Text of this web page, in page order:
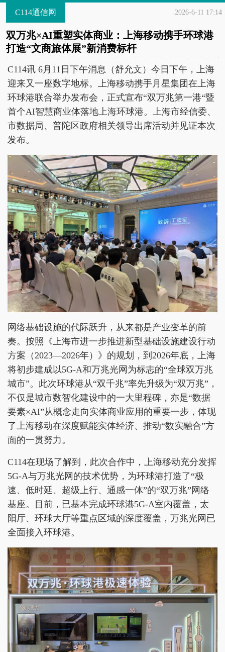
C114通信网 2026-6-11 17:14
双万兆×AI重塑实体商业：上海移动携手环球港
打造“文商旅体展”新消费标杆
C114讯 6月11日下午消息（舒允文）今日下午，上海
迎来又一座数字地标。上海移动携手月星集团在上海
环球港联合举办发布会，正式宣布“双万兆第一港“暨
首个AI智慧商业体落地上海环球港。上海市经信委、
市数据局、普陀区政府相关领导出席活动并见证本次
发布。
网络基础设施的代际跃升，从来都是产业变革的前
奏。按照《上海市进一步推进新型基础设施建设行动
方案（2023—2026年）》的规划，到2026年底，上海
将初步建成以5G-A和万兆光网为标志的“全球双万兆
城市”。此次环球港从“双千兆”率先升级为“双万兆”，
不仅是城市数智化建设中的一大里程碑，亦是“数据
要素×AI”从概念走向实体商业应用的重要一步，体现
了上海移动在深度赋能实体经济、推动“数实融合”方
面的一贯努力。
C114在现场了解到，此次合作中，上海移动充分发挥
5G-A与万兆光网的技术优势，为环球港打造了“极
速、低时延、超级上行、通感一体”的“双万兆”网络
基座。目前，已基本完成环球港5G-A室内覆盖，太
阳厅、环球大厅等重点区域的深度覆盖，万兆光网已
全面接入环球港。